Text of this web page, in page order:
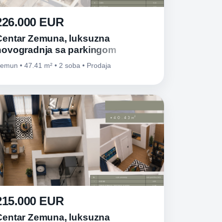
EUR
Zemuna, luksuzna
sa parkingom
• 47.41 m² • 2 soba • Prodaja
EUR
Zemuna, luksuzna